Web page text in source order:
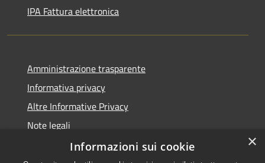
IPA Fattura elettronica
Amministrazione trasparente
Informativa privacy
Altre Informative Privacy
Note legali
Dichiarazione di accessibilità
×
Informazioni sui cookie